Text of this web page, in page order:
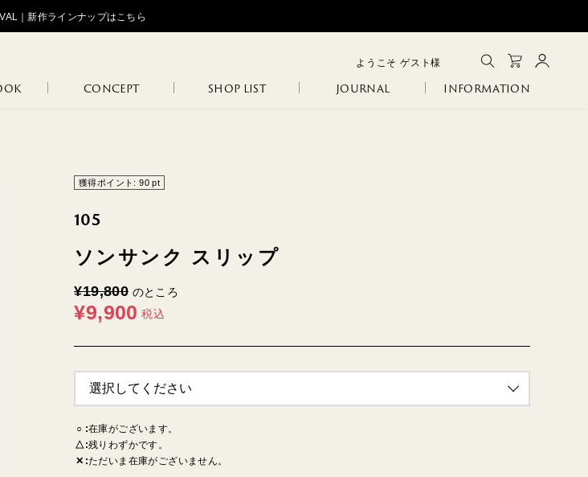
｜新作ラインナップはこちら
ようこそ ゲスト様
CONCEPT SHOP LIST JOURNAL INFORMATION
HIP HUNG
LOUNGE
WEAR
LOGOS
JANINE FLOR
BLANCO
102 108 105
MILO
獲得ポイント: 90 pt
105
ソンサンク スリップ
¥19,800 のところ
¥9,900 税込
○ 在庫がございます。
△ 残りわずかです。
✕ ただいま在庫がございません。